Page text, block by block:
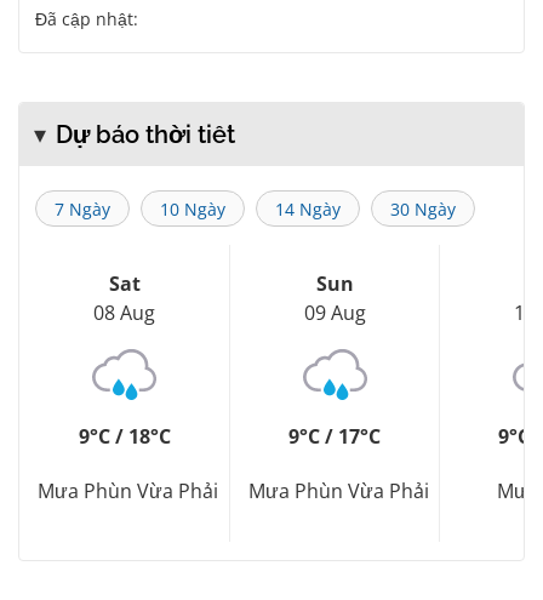
Đã cập nhật:
Dự báo thời tiết
7 Ngày 10 Ngày 14 Ngày 30 Ngày
Sat
08 Aug
9°C / 18°C
Mưa Phùn Vừa Phải
Sun
09 Aug
9°C / 17°C
Mưa Phùn Vừa Phải
10
9°C